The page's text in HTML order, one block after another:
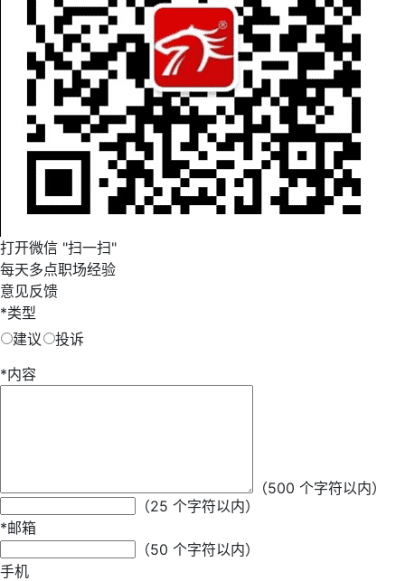
打开微信 "扫一扫"
每天多点职场经验
意见反馈
*类型
建议
投诉
*内容
（500 个字符以内）
（25 个字符以内）
*邮箱
（50 个字符以内）
手机